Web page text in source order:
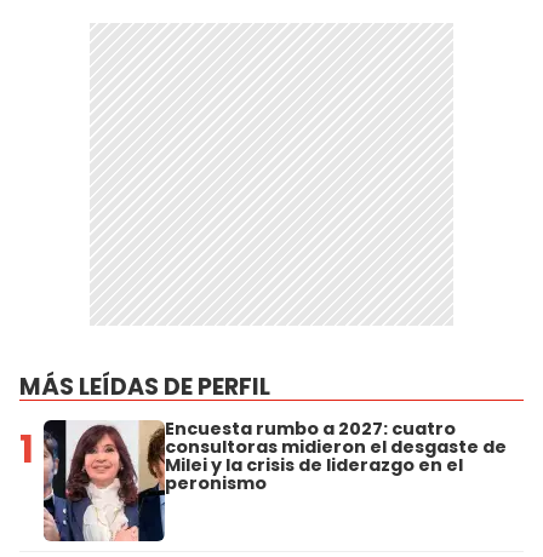
MÁS LEÍDAS DE PERFIL
1 Encuesta rumbo a 2027: cuatro
consultoras midieron el desgaste de
Milei y la crisis de liderazgo en el
peronismo